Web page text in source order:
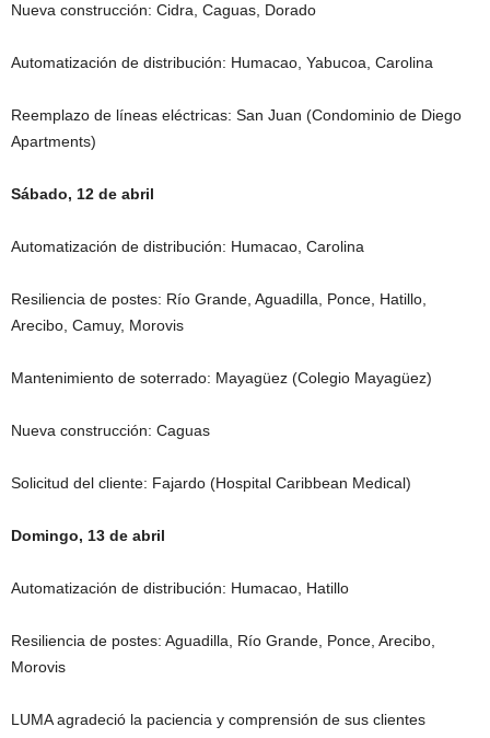
Nueva construcción: Cidra, Caguas, Dorado
Automatización de distribución: Humacao, Yabucoa, Carolina
Reemplazo de líneas eléctricas: San Juan (Condominio de Diego
Apartments)
Sábado, 12 de abril
Automatización de distribución: Humacao, Carolina
Resiliencia de postes: Río Grande, Aguadilla, Ponce, Hatillo,
Arecibo, Camuy, Morovis
Mantenimiento de soterrado: Mayagüez (Colegio Mayagüez)
Nueva construcción: Caguas
Solicitud del cliente: Fajardo (Hospital Caribbean Medical)
Domingo, 13 de abril
Automatización de distribución: Humacao, Hatillo
Resiliencia de postes: Aguadilla, Río Grande, Ponce, Arecibo,
Morovis
LUMA agradeció la paciencia y comprensión de sus clientes